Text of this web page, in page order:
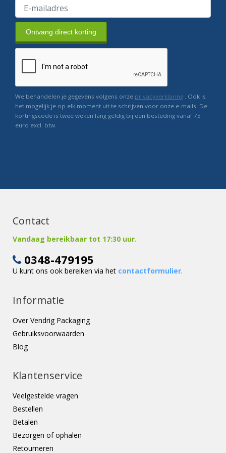
Ontvang direct korting
We behandelen je gegevens volgens onze privacyverklaring . Ook is
het mogelijk je op elk moment uit te schrijven voor onze e-mails. De
kortingscode is twee weken lang geldig bij een besteding vanaf 75
euro excl. btw.
Contact
Vandaag bereikbaar tot 17:30 uur.
0348-479195
U kunt ons ook bereiken via het contactformulier.
Informatie
Over Vendrig Packaging
Gebruiksvoorwaarden
Blog
Klantenservice
Veelgestelde vragen
Bestellen
Betalen
Bezorgen of ophalen
Retourneren